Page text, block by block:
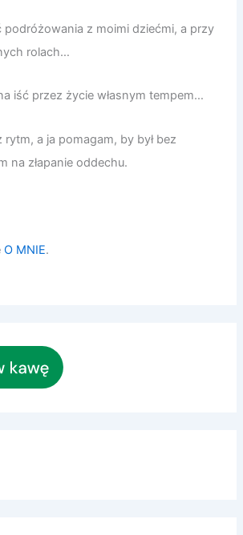
podróżowania z moimi dziećmi, a przy
rolach…
iść przez życie własnym tempem…
a ja pomagam, by był bez
na złapanie oddechu.
O MNIE.